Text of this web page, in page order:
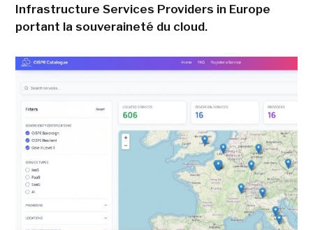
Infrastructure Services Providers in Europe
portant la souveraineté du cloud.